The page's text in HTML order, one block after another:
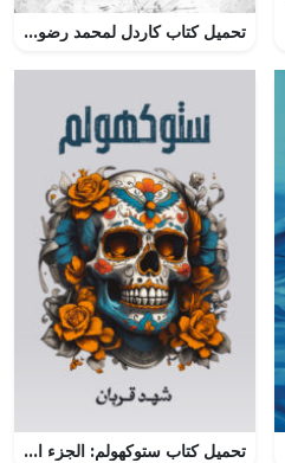
تحميل كتاب كاردل لمحمد رضوان pdf مجانا
تحميل كتاب ستوكهولم: الجزء الثاني من تأليف شهد قربان بصيغة PDF مجانا